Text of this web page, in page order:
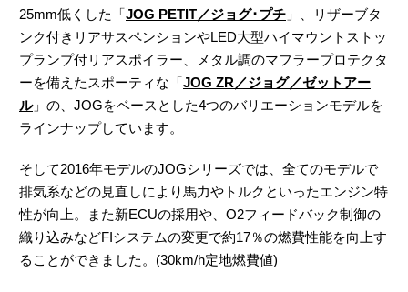
25mm低くした「JOG PETIT／ジョグ･プチ 」、リザーブタ
ンク付きリアサスペンションやLED大型ハイマウントストッ
プランプ付リアスポイラー、メタル調のマフラープロテクタ
ーを備えたスポーティな「JOG ZR／ジョグ／ゼットアー
ル」の、JOGをベースとした4つのバリエーションモデルを
ラインナップしています。
そして2016年モデルのJOGシリーズでは、全てのモデルで
排気系などの見直しにより馬力やトルクといったエンジン特
性が向上。また新ECUの採用や、O2フィードバック制御の
織り込みなどFIシステムの変更で約17％の燃費性能を向上す
ることができました。(30km/h定地燃費値)